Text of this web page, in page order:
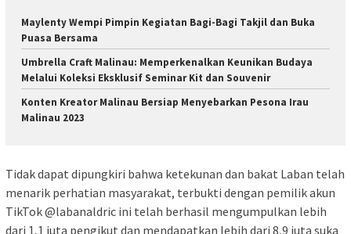
Maylenty Wempi Pimpin Kegiatan Bagi-Bagi Takjil dan Buka
Puasa Bersama
Umbrella Craft Malinau: Memperkenalkan Keunikan Budaya
Melalui Koleksi Eksklusif Seminar Kit dan Souvenir
Konten Kreator Malinau Bersiap Menyebarkan Pesona Irau
Malinau 2023
Tidak dapat dipungkiri bahwa ketekunan dan bakat Laban telah
menarik perhatian masyarakat, terbukti dengan pemilik akun
TikTok @labanaldric ini telah berhasil mengumpulkan lebih
dari 1,1 juta pengikut dan mendapatkan lebih dari 8,9 juta suka